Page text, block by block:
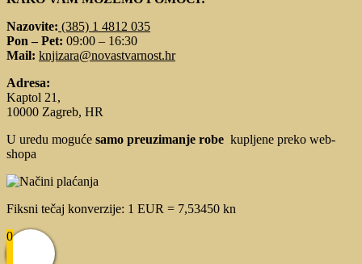
Nazovite: (385) 1 4812 035
Pon – Pet: 09:00 – 16:30
Mail: knjizara@novastvarnost.hr
Adresa:
Kaptol 21,
10000 Zagreb, HR
U uredu moguće samo preuzimanje robe kupljene preko web-
shopa
Fiksni tečaj konverzije: 1 EUR = 7,53450 kn
0